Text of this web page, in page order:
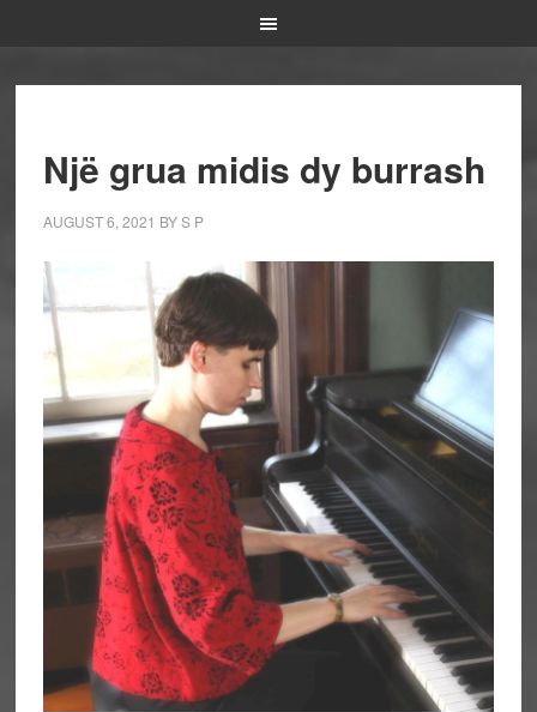
Një grua midis dy burrash
AUGUST 6, 2021 BYS P